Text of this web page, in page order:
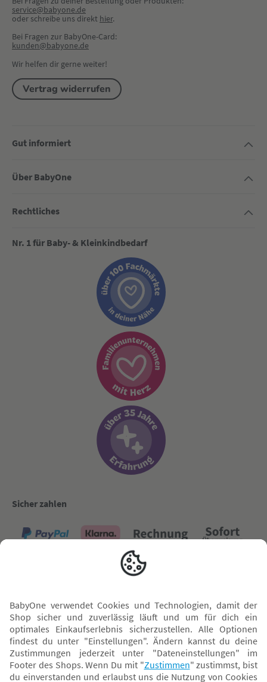
service@babyone.de
oder schreibe uns direkt hier.
Bei Fragen zur BabyOne-Card:
kunden@babyone.de
Wir helfen dir gerne weiter!
Vertrag widerrufen
Gut informiert
Über BabyOne
Rechtliches
Nr. 1 für Baby- & Kleinkindbedarf
Sicher zahlen
Versand mit